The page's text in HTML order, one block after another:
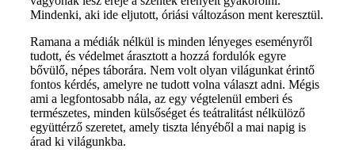
Mindenki, aki ide eljutott, óriási változáson ment keresztül.
Ramana a médiák nélkül is minden lényeges eseményről
tudott, és védelmet árasztott a hozzá fordulók egyre
bővülő, népes táborára. Nem volt olyan világunkat érintő
fontos kérdés, amelyre ne tudott volna választ adni. Mégis
ami a legfontosabb nála, az egy végtelenül emberi és
természetes, minden külsőséget és teátralitást nélkülöző
együttérző szeretet, amely tiszta lényéből a mai napig is
árad ki világunkba.